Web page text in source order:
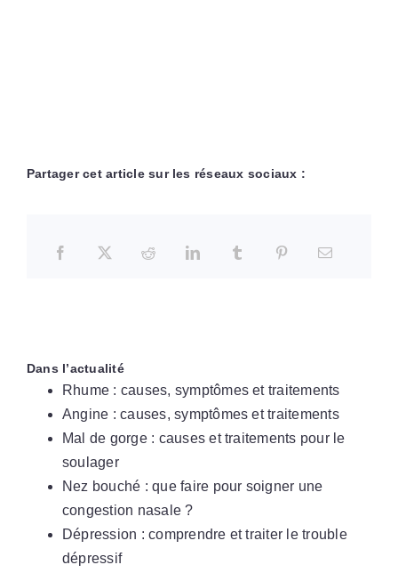
Partager cet article sur les réseaux sociaux :
Dans l’actualité
Rhume : causes, symptômes et traitements
Angine : causes, symptômes et traitements
Mal de gorge : causes et traitements pour le
soulager
Nez bouché : que faire pour soigner une
congestion nasale ?
Dépression : comprendre et traiter le trouble
dépressif